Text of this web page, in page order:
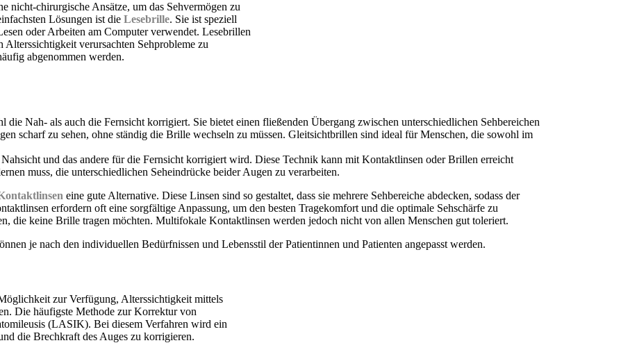
nicht-chirurgische Ansätze, um das Sehvermögen zu
Lösungen ist dieLesebrille. Sie ist speziell
oder Arbeiten am Computer verwendet. Lesebrillen
verursachten Sehprobleme zu
abgenommen werden.
die Nah- als auch die Fernsicht korrigiert. Sie bietet einen fließenden Übergang zwischen unterschiedlichen Sehbereichen
scharf zu sehen, ohne ständig die Brille wechseln zu müssen. Gleitsichtbrillen sind ideal für Menschen, die sowohl im
und das andere für die Fernsicht korrigiert wird. Diese Technik kann mit Kontaktlinsen oder Brillen erreicht
muss, die unterschiedlichen Seheindrücke beider Augen zu verarbeiten.
eine gute Alternative. Diese Linsen sind so gestaltet, dass sie mehrere Sehbereiche abdecken, sodass der
erfordern oft eine sorgfältige Anpassung, um den besten Tragekomfort und die optimale Sehschärfe zu
die keine Brille tragen möchten. Multifokale Kontaktlinsen werden jedoch nicht von allen Menschen gut toleriert.
je nach den individuellen Bedürfnissen und Lebensstil der Patientinnen und Patienten angepasst werden.
zur Verfügung, Alterssichtigkeit mittels
Die häufigste Methode zur Korrektur von
(LASIK). Bei diesem Verfahren wird ein
die Brechkraft des Auges zu korrigieren.